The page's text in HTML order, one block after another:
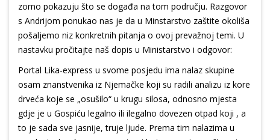
zorno pokazuju što se događa na tom području. Razgovor
s Andrijom ponukao nas je da u Minstarstvo zaštite okoliša
pošaljemo niz konkretnih pitanja o ovoj prevažnoj temi. U
nastavku pročitajte naš dopis u Ministarstvo i odgovor:
Portal Lika-express u svome posjedu ima nalaz skupine
osam znanstvenika iz Njemačke koji su radili analizu iz kore
drveća koje se „osušilo“ u krugu silosa, odnosno mjesta
gdje je u Gospiću legalno ili ilegalno dovezen otpad koji , a
to je sada sve jasnije, truje ljude. Prema tim nalazima u